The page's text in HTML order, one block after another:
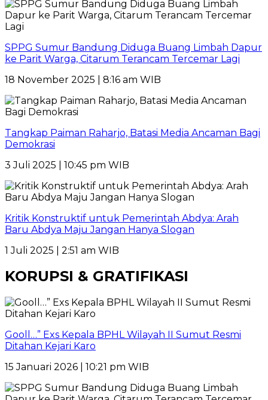
SPPG Sumur Bandung Diduga Buang Limbah Dapur
ke Parit Warga, Citarum Terancam Tercemar Lagi
18 November 2025 | 8:16 am WIB
Tangkap Paiman Raharjo, Batasi Media Ancaman Bagi
Demokrasi
3 Juli 2025 | 10:45 pm WIB
Kritik Konstruktif untuk Pemerintah Abdya: Arah
Baru Abdya Maju Jangan Hanya Slogan
1 Juli 2025 | 2:51 am WIB
KORUPSI & GRATIFIKASI
Gooll…” Exs Kepala BPHL Wilayah II Sumut Resmi
Ditahan Kejari Karo
15 Januari 2026 | 10:21 pm WIB